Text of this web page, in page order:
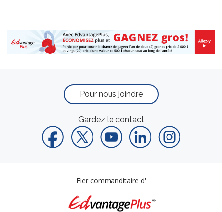
Pour nous joindre
Gardez le contact
Fier commanditaire d'